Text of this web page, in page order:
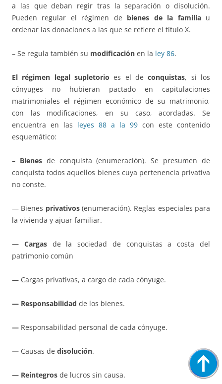
a las que deban regir tras la separación o disolución.
Pueden regular el régimen de bienes de la familiau
ordenar las donaciones a las que se refiere el título X.
– Se regula también su modificación en la ley 86.
El régimen legal supletorio es el deconquistas, si los
cónyuges no hubieran pactado en capitulaciones
matrimoniales el régimen económico de su matrimonio,
con las modificaciones, en su caso, acordadas. Se
encuentra en las leyes 88 a la 99 con este contenido
esquemático:
– Bienesde conquista (enumeración). Se presumen de
conquista todos aquellos bienes cuya pertenencia privativa
no conste.
— Bienes privativos(enumeración). Reglas especiales para
la vivienda y ajuar familiar.
— Cargasde la sociedad de conquistas a costa del
patrimonio común
— Cargas privativas, a cargo de cada cónyuge.
— Responsabilidad de los bienes.
— Responsabilidad personal de cada cónyuge.
— Causas de disolución.
— Reintegros de lucros sin causa.